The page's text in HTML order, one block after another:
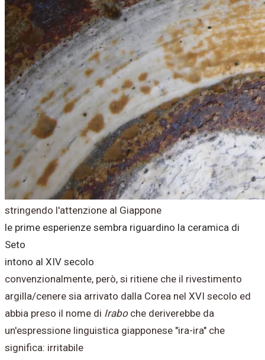
stringendo l'attenzione al Giappone
le prime esperienze sembra riguardino la ceramica di
Seto
intono al XIV secolo
convenzionalmente, però, si ritiene che il rivestimento
argilla/cenere sia arrivato dalla Corea nel XVI secolo ed
abbia preso il nome di Iraboche deriverebbe da
un'espressione linguistica giapponese "ira-ira" che
significa: irritabile